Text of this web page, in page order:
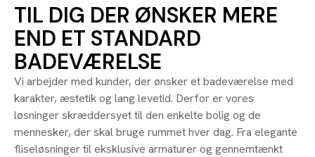
TIL DIG DER ØNSKER MERE
END ET STANDARD
BADEVÆRELSE
Vi arbejder med kunder, der ønsker et badeværelse med
karakter, æstetik og lang levetid. Derfor er vores
løsninger skræddersyet til den enkelte bolig og de
mennesker, der skal bruge rummet hver dag. Fra elegante
fliseløsninger til eksklusive armaturer og gennemtænkt